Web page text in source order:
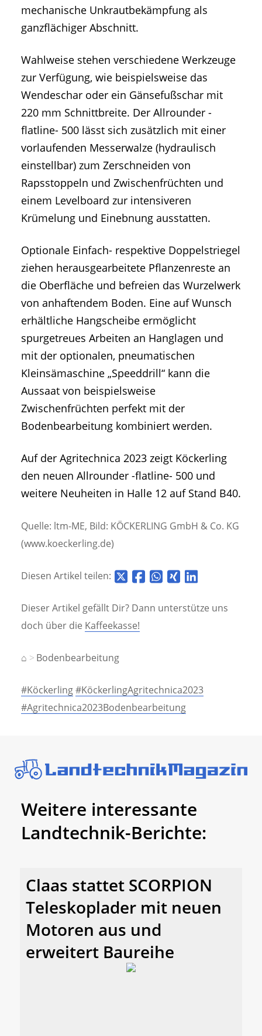
mechanische Unkrautbekämpfung als
ganzflächiger Abschnitt.
Wahlweise stehen verschiedene Werkzeuge
zur Verfügung, wie beispielsweise das
Wendeschar oder ein Gänsefußschar mit
220 mm Schnittbreite. Der Allrounder -
flatline- 500 lässt sich zusätzlich mit einer
vorlaufenden Messerwalze (hydraulisch
einstellbar) zum Zerschneiden von
Rapsstoppeln und Zwischenfrüchten und
einem Levelboard zur intensiveren
Krümelung und Einebnung ausstatten.
Optionale Einfach- respektive Doppelstriegel
ziehen herausgearbeitete Pflanzenreste an
die Oberfläche und befreien das Wurzelwerk
von anhaftendem Boden. Eine auf Wunsch
erhältliche Hangscheibe ermöglicht
spurgetreues Arbeiten an Hanglagen und
mit der optionalen, pneumatischen
Kleinsämaschine „Speeddrill“ kann die
Aussaat von beispielsweise
Zwischenfrüchten perfekt mit der
Bodenbearbeitung kombiniert werden.
Auf der Agritechnica 2023 zeigt Köckerling
den neuen Allrounder -flatline- 500 und
weitere Neuheiten in Halle 12 auf Stand B40.
Quelle: ltm-ME, Bild: KÖCKERLING GmbH & Co. KG
(www.koeckerling.de)
Diesen Artikel teilen:
Dieser Artikel gefällt Dir? Dann unterstütze uns
doch über die Kaffeekasse!
⌂ Bodenbearbeitung
#Köckerling#KöckerlingAgritechnica2023
#Agritechnica2023Bodenbearbeitung
Weitere interessante
Landtechnik-Berichte:
Claas stattet SCORPION
Teleskoplader mit neuen
Motoren aus und
erweitert Baureihe